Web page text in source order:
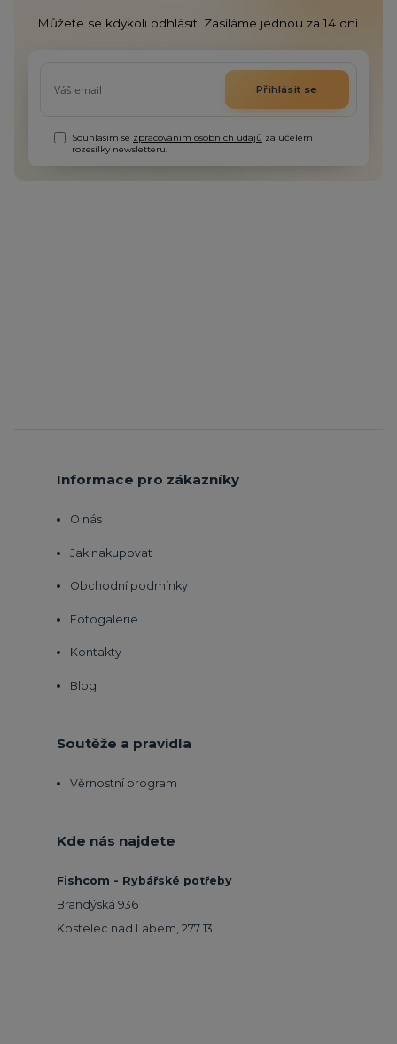
Můžete se kdykoli odhlásit. Zasíláme jednou za 14 dní.
Přihlásit se
Souhlasím se zpracováním osobních údajů za účelem
rozesílky newsletteru.
Informace pro zákazníky
O nás
Jak nakupovat
Obchodní podmínky
Fotogalerie
Kontakty
Blog
Soutěže a pravidla
Věrnostní program
Kde nás najdete
Fishcom - Rybářské potřeby
Brandýská 936
Kostelec nad Labem, 277 13